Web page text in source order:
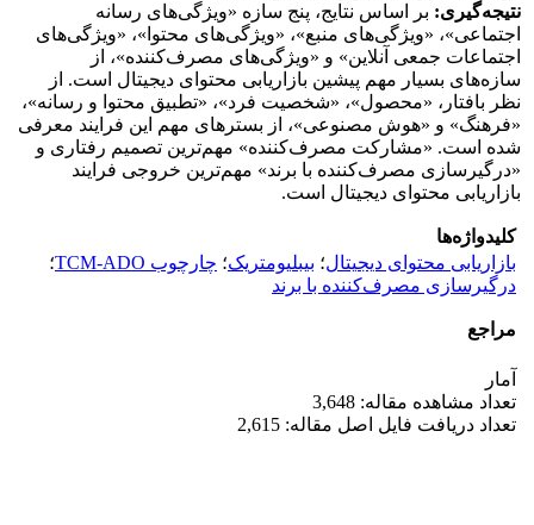
نتیجه‌گیری: بر اساس نتایج، پنج سازه «ویژگی‌های رسانه
اجتماعی»، «ویژگی‌های منبع»، «ویژگی‌های محتوا»، «ویژگی‌های
اجتماعات جمعی آنلاین» و «ویژگی‌های مصرف‌کننده»، از
سازه‌های بسیار مهم پیشین بازاریابی محتوای دیجیتال است. از
نظر بافتار، «محصول»، «شخصیت فرد»، «تطبیق محتوا و رسانه»،
«فرهنگ» و «هوش مصنوعی»، از بسترهای مهم این فرایند معرفی
شده است. «مشارکت مصرف‌کننده» مهم‌ترین تصمیم رفتاری و
«درگیرسازی مصرف‌کننده با برند» مهم‌ترین خروجی فرایند
بازاریابی محتوای دیجیتال است.
کلیدواژه‌ها
بازاریابی محتوای دیجیتال؛ بیبلیومتریک؛ چارچوب TCM-ADO
؛
درگیرسازی مصرف‌کننده با برند
مراجع
آمار
تعداد مشاهده مقاله: 3,648
تعداد دریافت فایل اصل مقاله: 2,615